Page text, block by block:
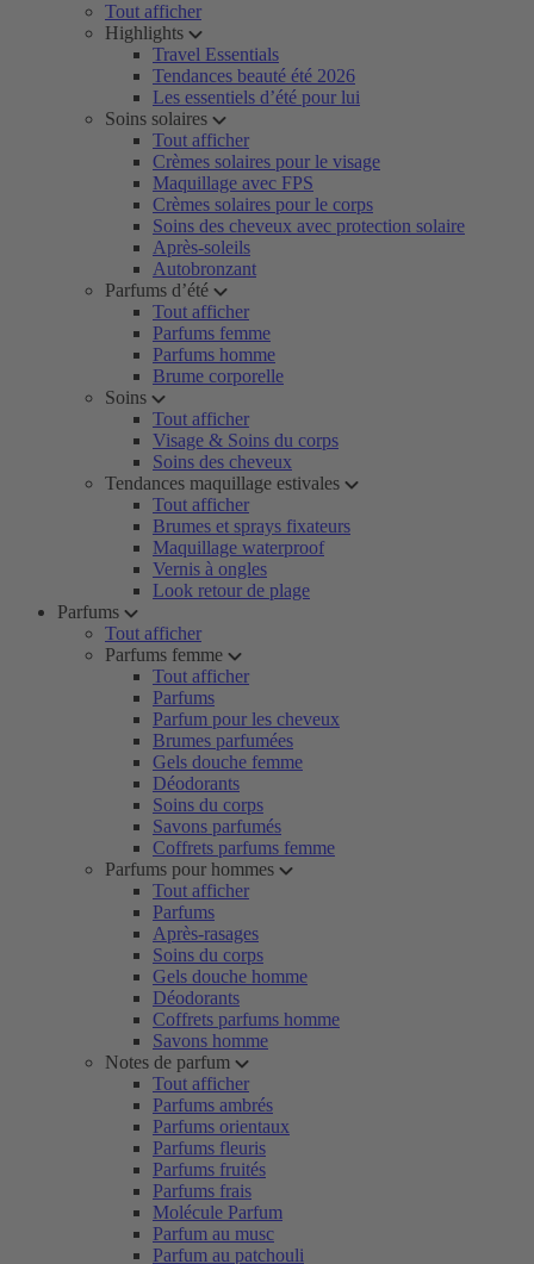
Tout afficher
Highlights
Travel Essentials
Tendances beauté été 2026
Les essentiels d’été pour lui
Soins solaires
Tout afficher
Crèmes solaires pour le visage
Maquillage avec FPS
Crèmes solaires pour le corps
Soins des cheveux avec protection solaire
Après-soleils
Autobronzant
Parfums d’été
Tout afficher
Parfums femme
Parfums homme
Brume corporelle
Soins
Tout afficher
Visage & Soins du corps
Soins des cheveux
Tendances maquillage estivales
Tout afficher
Brumes et sprays fixateurs
Maquillage waterproof
Vernis à ongles
Look retour de plage
Parfums
Tout afficher
Parfums femme
Tout afficher
Parfums
Parfum pour les cheveux
Brumes parfumées
Gels douche femme
Déodorants
Soins du corps
Savons parfumés
Coffrets parfums femme
Parfums pour hommes
Tout afficher
Parfums
Après-rasages
Soins du corps
Gels douche homme
Déodorants
Coffrets parfums homme
Savons homme
Notes de parfum
Tout afficher
Parfums ambrés
Parfums orientaux
Parfums fleuris
Parfums fruités
Parfums frais
Molécule Parfum
Parfum au musc
Parfum au patchouli